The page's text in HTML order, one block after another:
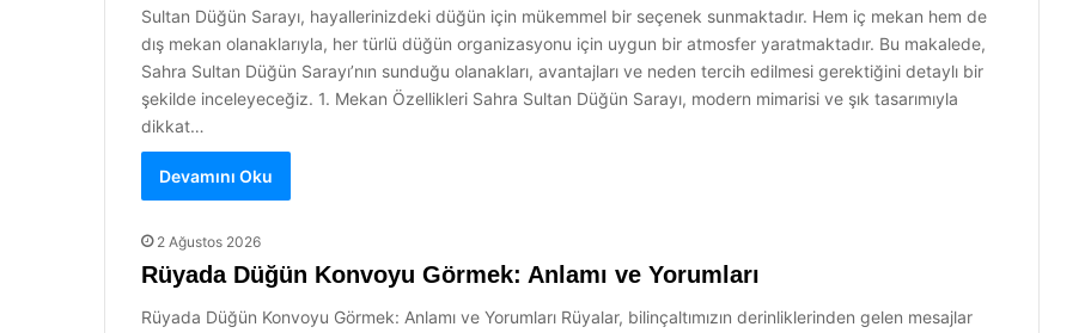
Sultan Düğün Sarayı, hayallerinizdeki düğün için mükemmel bir seçenek sunmaktadır. Hem iç mekan hem de
dış mekan olanaklarıyla, her türlü düğün organizasyonu için uygun bir atmosfer yaratmaktadır. Bu makalede,
Sahra Sultan Düğün Sarayı’nın sunduğu olanakları, avantajları ve neden tercih edilmesi gerektiğini detaylı bir
şekilde inceleyeceğiz. 1. Mekan Özellikleri Sahra Sultan Düğün Sarayı, modern mimarisi ve şık tasarımıyla
dikkat…
Devamını Oku
2 Ağustos 2026
Rüyada Düğün Konvoyu Görmek: Anlamı ve Yorumları
Rüyada Düğün Konvoyu Görmek: Anlamı ve Yorumları Rüyalar, bilinçaltımızın derinliklerinden gelen mesajlar